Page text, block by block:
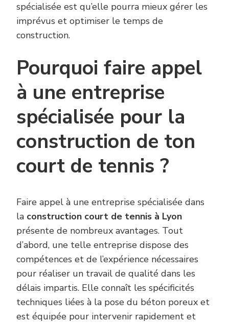
spécialisée est qu’elle pourra mieux gérer les
imprévus et optimiser le temps de
construction.
Pourquoi faire appel
à une entreprise
spécialisée pour la
construction de ton
court de tennis ?
Faire appel à une entreprise spécialisée dans
la construction court de tennis à Lyon
présente de nombreux avantages. Tout
d’abord, une telle entreprise dispose des
compétences et de l’expérience nécessaires
pour réaliser un travail de qualité dans les
délais impartis. Elle connaît les spécificités
techniques liées à la pose du béton poreux et
est équipée pour intervenir rapidement et